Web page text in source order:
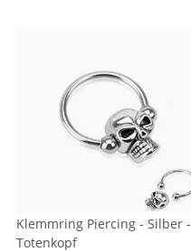
Klemmring Piercing - Silber -
Totenkopf